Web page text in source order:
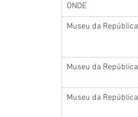
ONDE
Museu da República
Museu da República
Museu da República